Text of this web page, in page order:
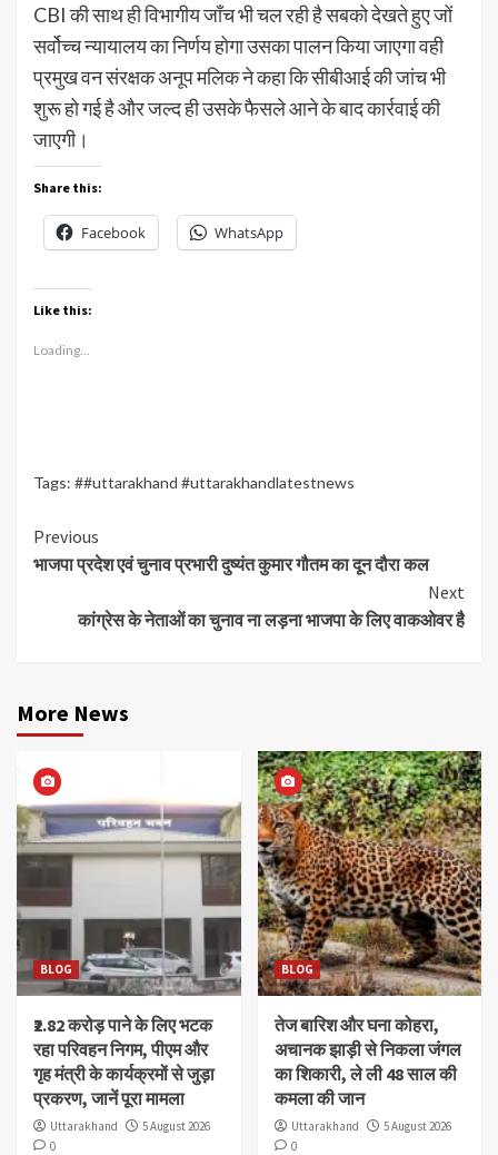
CBI की साथ ही विभागीय जाँच भी चल रही है सबको देखते हुए जों
सर्वोच्च न्यायालय का निर्णय होगा उसका पालन किया जाएगा वही
प्रमुख वन संरक्षक अनूप मलिक ने कहा कि सीबीआई की जांच भी
शुरू हो गई है और जल्द ही उसके फैसले आने के बाद कार्रवाई की
जाएगी।
Share this:
Facebook WhatsApp
Like this:
Loading...
Tags: ##uttarakhand #uttarakhandlatestnews
Continue
Reading
Previous
भाजपा प्रदेश एवं चुनाव प्रभारी दुष्यंत कुमार गौतम का दून दौरा कल
Next
कांग्रेस के नेताओं का चुनाव ना लड़ना भाजपा के लिए वाकओवर है
More News
BLOG
₹2.82 करोड़ पाने के लिए भटक
रहा परिवहन निगम, पीएम और
गृह मंत्री के कार्यक्रमों से जुड़ा
प्रकरण, जानें पूरा मामला
Uttarakhand
5 August 2026
0
BLOG
तेज बारिश और घना कोहरा,
अचानक झाड़ी से निकला जंगल
का शिकारी, ले ली 48 साल की
कमला की जान
Uttarakhand
5 August 2026
0